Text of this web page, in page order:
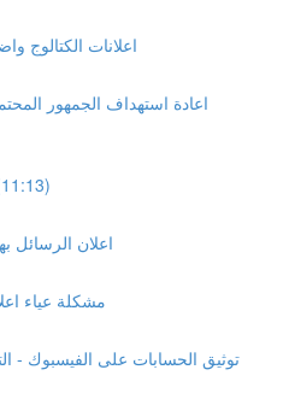
اعلانات الكتالوج
اعادة استهداف الجمهور
اعلان الرسائل
مشكلة عياء
توثيق الحسابات على الفيسبوك -